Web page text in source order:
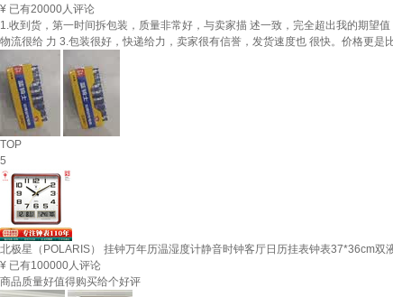
¥ 已有20000人评论
1.收到货，第一时间拆包装，质量非常好，与卖家描 述一致，完全超出我的期望
物流很给 力 3.包装很好，快递给力，卖家很有信誉，发货速度也 很快。价格更
TOP
5
北极星（POLARIS） 挂钟万年历温湿度计静音时钟客厅日历挂表钟表37*36cm双
¥ 已有100000人评论
商品质量好值得购买给个好评